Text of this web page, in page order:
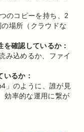
のコピーを持ち、2
場所（クラウドな
確認しているか：
み込めるか、ファイ
るか：
」のように、誰が見
効率的な運用に繋が